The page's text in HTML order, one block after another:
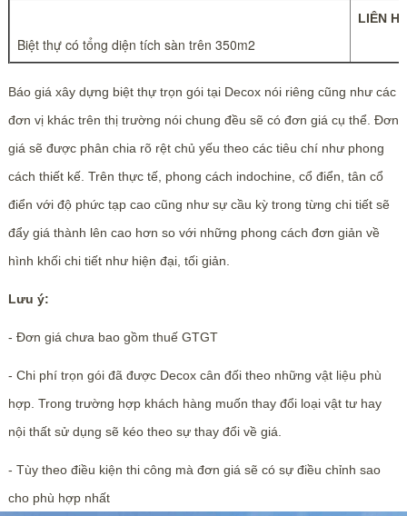
Biệt thự có tổng diện tích sàn trên 350m2
LIÊN HỆ
Báo giá xây dựng biệt thự trọn gói tại Decox nói riêng cũng như các
đơn vị khác trên thị trường nói chung đều sẽ có đơn giá cụ thể. Đơn
giá sẽ được phân chia rõ rệt chủ yếu theo các tiêu chí như phong
cách thiết kế. Trên thực tế, phong cách indochine, cổ điển, tân cổ
điển với độ phức tạp cao cũng như sự cầu kỳ trong từng chi tiết sẽ
đẩy giá thành lên cao hơn so với những phong cách đơn giản về
hình khối chi tiết như hiện đại, tối giản.
Lưu ý:
- Đơn giá chưa bao gồm thuế GTGT
- Chi phí trọn gói đã được Decox cân đối theo những vật liệu phù
hợp. Trong trường hợp khách hàng muốn thay đổi loại vật tư hay
nội thất sử dụng sẽ kéo theo sự thay đổi về giá.
- Tùy theo điều kiện thi công mà đơn giá sẽ có sự điều chỉnh sao
cho phù hợp nhất